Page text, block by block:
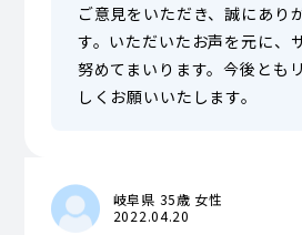
ご意見をいただき、誠にあり
す。いただいたお声を元に、
努めてまいります。今後とも
しくお願いいたします。
岐阜県 35歳 女性
2022.04.20